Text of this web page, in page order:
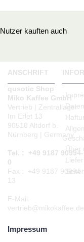
Nutzer kauften auch
ANSCHRIFT
qusotic Shop
Miko Kaffee GmbH
Vertrieb | Zentrallager
Im Erlet 13
90518 Altdorf b.
Nürnberg | Germany
Tel. : +49 9187 90994-
0
Fax : +49 9187 90994-
13
E-Mail:
vertrieb@mikokaffee.de
Über
Impressum